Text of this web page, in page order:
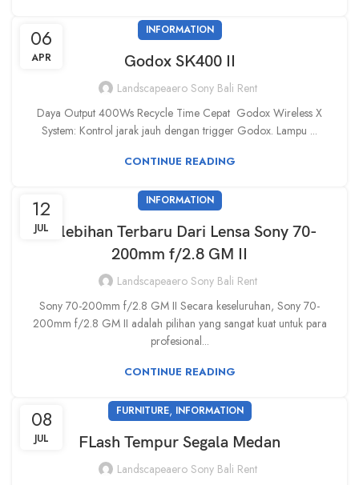
06
APR
INFORMATION
Godox SK400 II
Landscapeaero Sony Bali Rent
Daya Output 400Ws Recycle Time Cepat Godox Wireless X
System: Kontrol jarak jauh dengan trigger Godox. Lampu ...
CONTINUE READING
12
JUL
INFORMATION
Kelebihan Terbaru Dari Lensa Sony 70-
200mm f/2.8 GM II
Landscapeaero Sony Bali Rent
Sony 70-200mm f/2.8 GM II Secara keseluruhan, Sony 70-
200mm f/2.8 GM II adalah pilihan yang sangat kuat untuk para
profesional...
CONTINUE READING
08
JUL
FURNITURE, INFORMATION
FLash Tempur Segala Medan
Landscapeaero Sony Bali Rent